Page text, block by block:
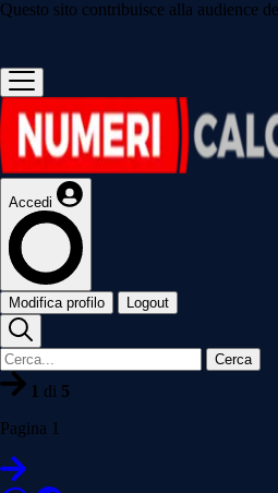
Questo sito contribuisce alla audience de
Accedi
Modifica profilo Logout
Cerca
1 di 5
Pagina 1